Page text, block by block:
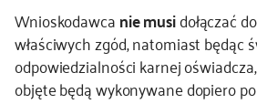
Wnioskodawcanie musidołączać
właściwych zgód, natomiast będąc
odpowiedzialności karnej
objęte będą wykonywane dopiero